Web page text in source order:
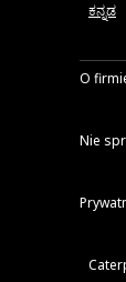
ಕನ್ನಡ
O
Nie